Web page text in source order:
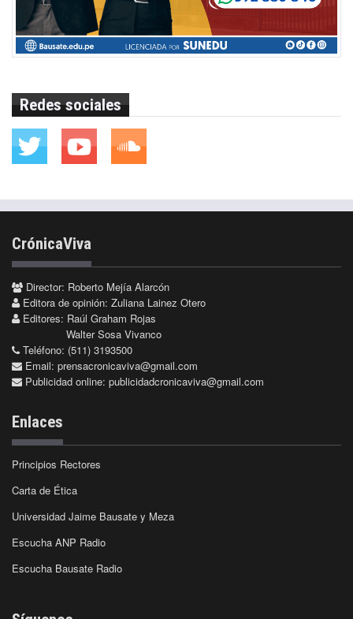
Redes sociales
CrónicaViva
Director: Roberto Mejía Alarcón
Editora de opinión: Zuliana Lainez Otero
Editores: Raúl Graham Rojas
Walter Sosa Vivanco
Teléfono: (511) 3193500
Email: prensacronicaviva@gmail.com
Publicidad online: publicidadcronicaviva@gmail.com
Enlaces
Principios Rectores
Carta de Ética
Universidad Jaime Bausate y Meza
Escucha ANP Radio
Escucha Bausate Radio